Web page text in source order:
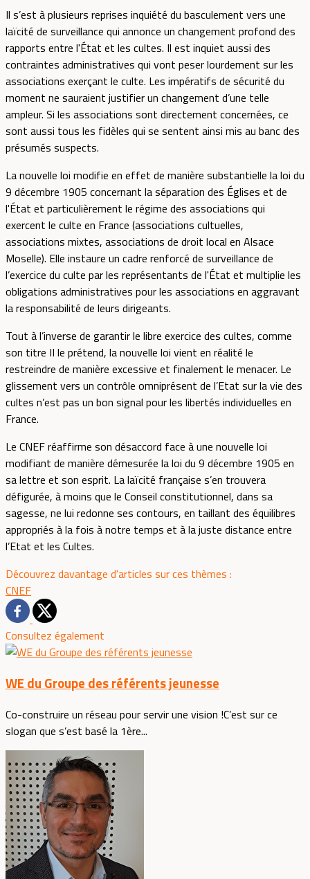
Il s’est à plusieurs reprises inquiété du basculement vers une
laïcité de surveillance qui annonce un changement profond des
rapports entre l'État et les cultes. Il est inquiet aussi des
contraintes administratives qui vont peser lourdement sur les
associations exerçant le culte. Les impératifs de sécurité du
moment ne sauraient justifier un changement d’une telle
ampleur. Si les associations sont directement concernées, ce
sont aussi tous les fidèles qui se sentent ainsi mis au banc des
présumés suspects.
La nouvelle loi modifie en effet de manière substantielle la loi du
9 décembre 1905 concernant la séparation des Églises et de
l'État et particulièrement le régime des associations qui
exercent le culte en France (associations cultuelles,
associations mixtes, associations de droit local en Alsace
Moselle). Elle instaure un cadre renforcé de surveillance de
l’exercice du culte par les représentants de l'État et multiplie les
obligations administratives pour les associations en aggravant
la responsabilité de leurs dirigeants.
Tout à l’inverse de garantir le libre exercice des cultes, comme
son titre II le prétend, la nouvelle loi vient en réalité le
restreindre de manière excessive et finalement le menacer. Le
glissement vers un contrôle omniprésent de l’Etat sur la vie des
cultes n’est pas un bon signal pour les libertés individuelles en
France.
Le CNEF réaffirme son désaccord face à une nouvelle loi
modifiant de manière démesurée la loi du 9 décembre 1905 en
sa lettre et son esprit. La laïcité française s’en trouvera
défigurée, à moins que le Conseil constitutionnel, dans sa
sagesse, ne lui redonne ses contours, en taillant des équilibres
appropriés à la fois à notre temps et à la juste distance entre
l’Etat et les Cultes.
Découvrez davantage d'articles sur ces thèmes :
CNEF
Consultez également
WE du Groupe des référents jeunesse
Co-construire un réseau pour servir une vision !C’est sur ce
slogan que s’est basé la 1ère...